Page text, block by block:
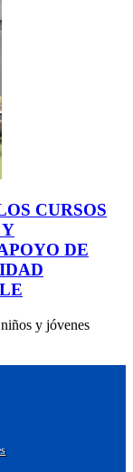
CURSOS
DE
y jóvenes